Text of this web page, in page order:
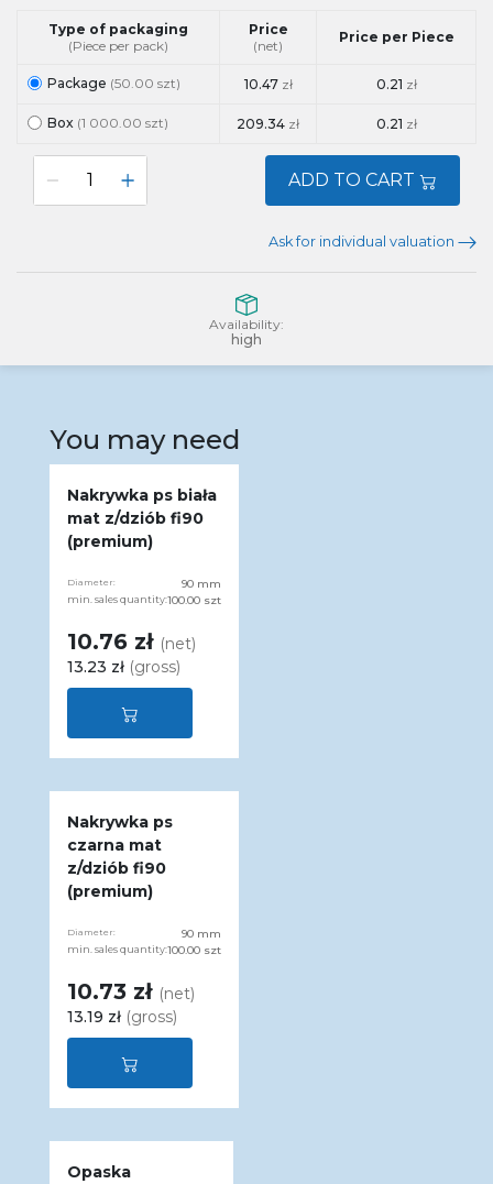
Type of packaging
(Piece per pack)
Price
(net)
Price per Piece
Package (50.00 szt) 10.47 zł 0.21 zł
Box (1 000.00 szt) 209.34 zł 0.21 zł
ADD TO CART
Ask for individual valuation
Availability:
high
You may need
Nakrywka ps biała
mat z/dziób fi90
(premium)
Diameter: 90 mm
min. sales quantity:100.00 szt
10.76 zł (net)
13.23 zł (gross)
Nakrywka ps
czarna mat
z/dziób fi90
(premium)
Diameter: 90 mm
min. sales quantity:100.00 szt
10.73 zł (net)
13.19 zł (gross)
Opaska